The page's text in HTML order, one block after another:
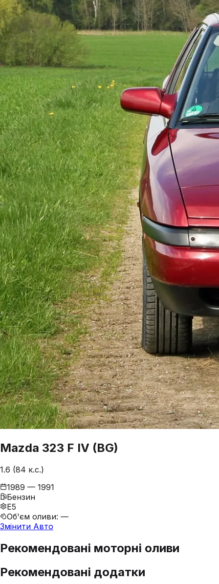
Mazda 323 F IV (BG)
1.6 (84 к.с.)
1989 — 1991
Бензин
E5
Об'єм оливи: —
Змінити Авто
Рекомендовані моторні оливи
Рекомендовані додатки